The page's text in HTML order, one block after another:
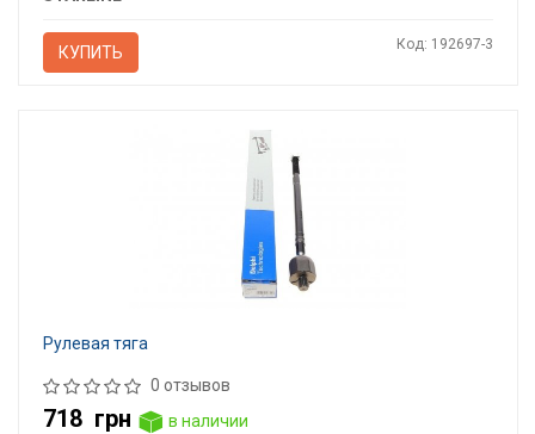
КУПИТЬ Код: 192697-3
Рулевая тяга
0 отзывов
718 грн
в наличии